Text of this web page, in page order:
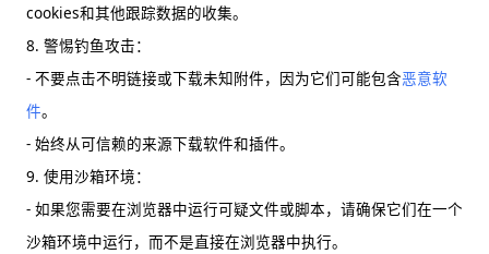
cookies和其他跟踪数据的收集。
8. 警惕钓鱼攻击：
- 不要点击不明链接或下载未知附件，因为它们可能包含恶意软
件。
- 始终从可信赖的来源下载软件和插件。
9. 使用沙箱环境：
- 如果您需要在浏览器中运行可疑文件或脚本，请确保它们在一个
沙箱环境中运行，而不是直接在浏览器中执行。